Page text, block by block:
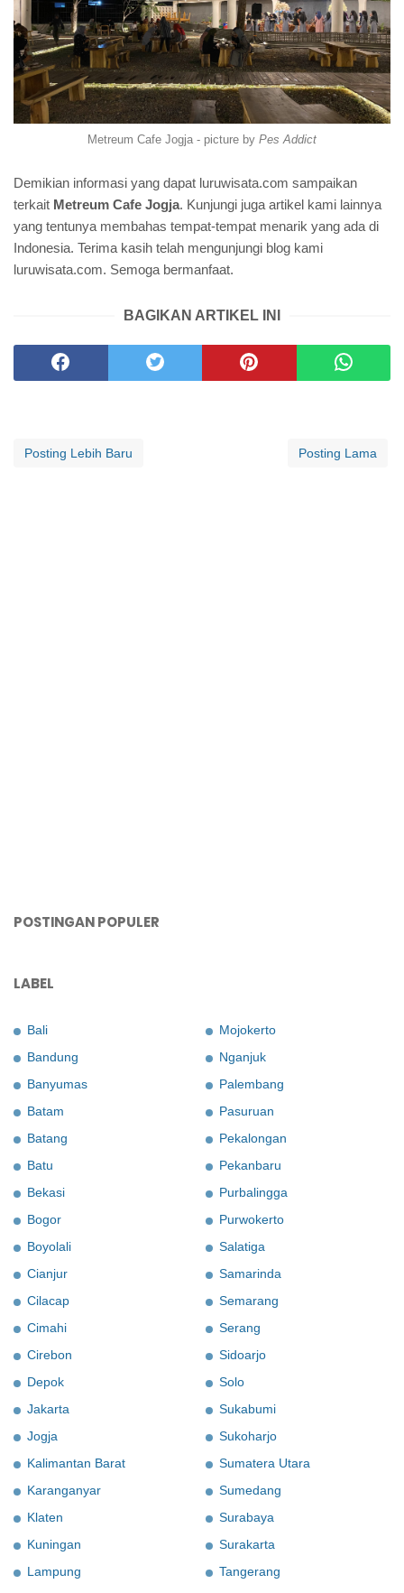
Metreum Cafe Jogja - picture by Pes Addict
Demikian informasi yang dapat luruwisata.com sampaikan
terkait Metreum Cafe Jogja. Kunjungi juga artikel kami lainnya
yang tentunya membahas tempat-tempat menarik yang ada di
Indonesia. Terima kasih telah mengunjungi blog kami
luruwisata.com. Semoga bermanfaat.
BAGIKAN ARTIKEL INI
Posting Lebih Baru Posting Lama
POSTINGAN POPULER
LABEL
Bali
Bandung
Banyumas
Batam
Batang
Batu
Bekasi
Bogor
Boyolali
Cianjur
Cilacap
Cimahi
Cirebon
Depok
Jakarta
Jogja
Kalimantan Barat
Karanganyar
Klaten
Kuningan
Lampung
Mojokerto
Nganjuk
Palembang
Pasuruan
Pekalongan
Pekanbaru
Purbalingga
Purwokerto
Salatiga
Samarinda
Semarang
Serang
Sidoarjo
Solo
Sukabumi
Sukoharjo
Sumatera Utara
Sumedang
Surabaya
Surakarta
Tangerang